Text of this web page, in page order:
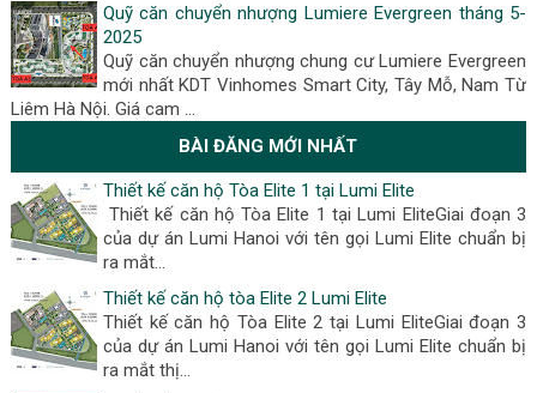
Quỹ căn chuyển nhượng Lumiere Evergreen tháng 5-
2025
Quỹ căn chuyển nhượng chung cư Lumiere Evergreen
mới nhất KDT Vinhomes Smart City, Tây Mỗ, Nam Từ
Liêm Hà Nội. Giá cam …
BÀI ĐĂNG MỚI NHẤT
Thiết kế căn hộ Tòa Elite 1 tại Lumi Elite
Thiết kế căn hộ Tòa Elite 1 tại Lumi EliteGiai đoạn 3
của dự án Lumi Hanoi với tên gọi Lumi Elite chuẩn bị
ra mắt...
Thiết kế căn hộ tòa Elite 2 Lumi Elite
Thiết kế căn hộ Tòa Elite 2 tại Lumi EliteGiai đoạn 3
của dự án Lumi Hanoi với tên gọi Lumi Elite chuẩn bị
ra mắt thị...